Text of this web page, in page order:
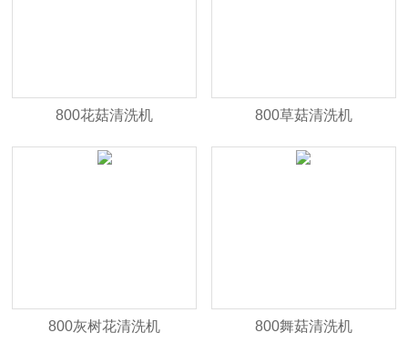
800花菇清洗机 800草菇清洗机
800灰树花清洗机 800舞菇清洗机